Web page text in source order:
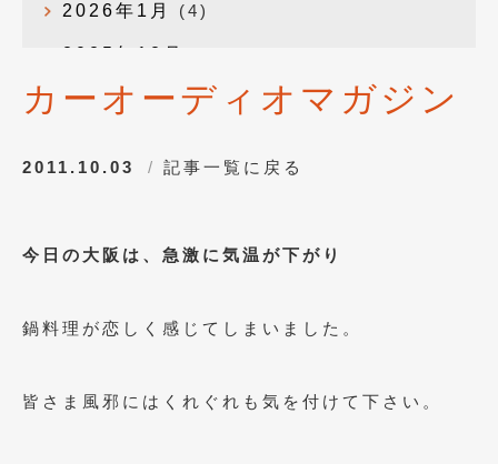
2026年1月 (4)
2025年12月
2025年10月(1)
2024年7月 (1)
2024年1月(1)
カーオーディオマガジン
2011.10.03 記事一覧に戻る
今日の大阪は、急激に気温が下がり
鍋料理が恋しく感じてしまいました。
皆さま風邪にはくれぐれも気を付けて下さい。